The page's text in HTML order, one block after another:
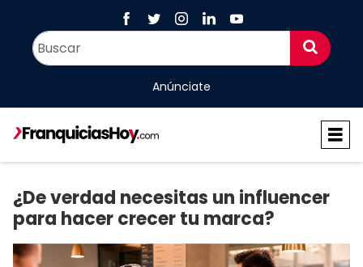
Anúnciate
¿De verdad necesitas un influencer
para hacer crecer tu marca?